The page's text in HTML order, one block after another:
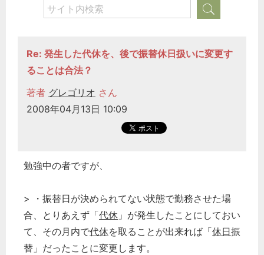
Re: 発生した代休を、後で振替休日扱いに変更す
ることは合法？
著者 グレゴリオ さん
2008年04月13日 10:09
勉強中の者ですが、
> ・振替日が決められてない状態で勤務させた場
合、とりあえず「代休 」が発生したことにしておい
て、その月内で代休を取ることが出来れば「休日振
替」だったことに変更します。